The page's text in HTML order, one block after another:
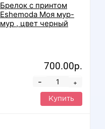
Брелок с принтом
Eshemoda Моя мур-
мур , цвет черный
700.00р.
+
-
Купить